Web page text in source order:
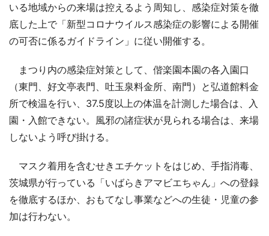
いる地域からの来場は控えるよう周知し、感染症対策を徹
底した上で「新型コロナウイルス感染症の影響による開催
の可否に係るガイドライン」に従い開催する。
まつり内の感染症対策として、偕楽園本園の各入園口
（東門、好文亭表門、吐玉泉料金所、南門）と弘道館料金
所で検温を行い、37.5度以上の体温を計測した場合は、入
園・入館できない。風邪の諸症状が見られる場合は、来場
しないよう呼び掛ける。
マスク着用を含むせきエチケットをはじめ、手指消毒、
茨城県が行っている「いばらきアマビエちゃん」への登録
を徹底するほか、おもてなし事業などへの生徒・児童の参
加は行わない。